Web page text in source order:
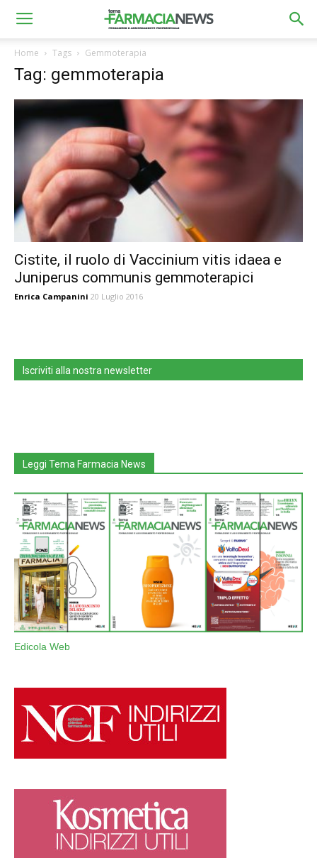
Home Tags Gemmoterapia
Tag: gemmoterapia
Cistite, il ruolo di Vaccinium vitis idaea e
Juniperus communis gemmoterapici
Enrica Campanini 20 Luglio 2016
Iscriviti alla nostra newsletter
Leggi Tema Farmacia News
Edicola Web